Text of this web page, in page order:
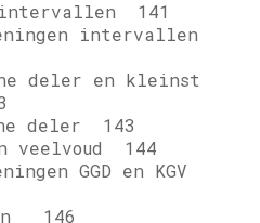
141
intervallen
deler en kleinst
deler 143
144
GGD en KGV
146